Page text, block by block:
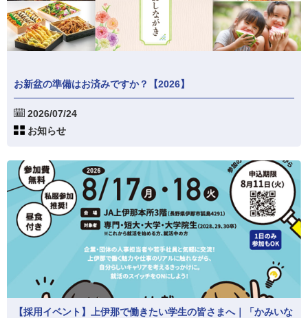
お新盆の準備はお済みですか？【2026】
2026/07/24
お知らせ
【採用イベント】上伊那で働きたい学生の皆さまへ｜「かみいな